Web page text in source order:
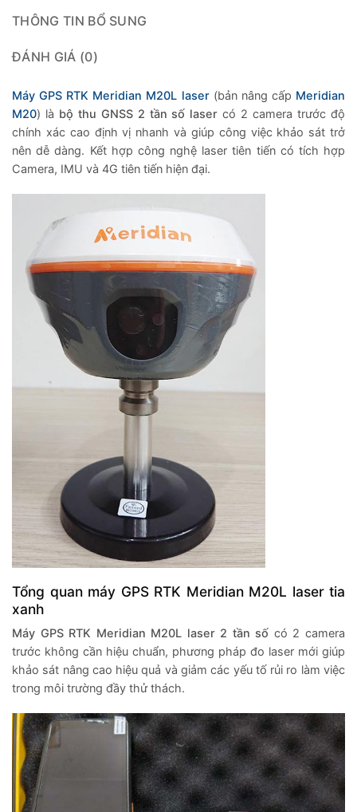
THÔNG TIN BỔ SUNG
ĐÁNH GIÁ (0)
Máy GPS RTK Meridian M20L laser(bản nâng cấp Meridian
M20) là bộ thu GNSS 2 tần số lasercó 2 camera trước độ
chính xác cao định vị nhanh và giúp công việc khảo sát trở
nên dễ dàng. Kết hợp công nghệ laser tiên tiến có tích hợp
Camera, IMU và 4G tiên tiến hiện đại.
Tổng quan máy GPS RTK Meridian M20L laser tia
xanh
Máy GPS RTK Meridian M20L laser 2 tần số có 2 camera
trước không cần hiệu chuẩn, phương pháp đo laser mới giúp
khảo sát nâng cao hiệu quả và giảm các yếu tố rủi ro làm việc
trong môi trường đầy thử thách.